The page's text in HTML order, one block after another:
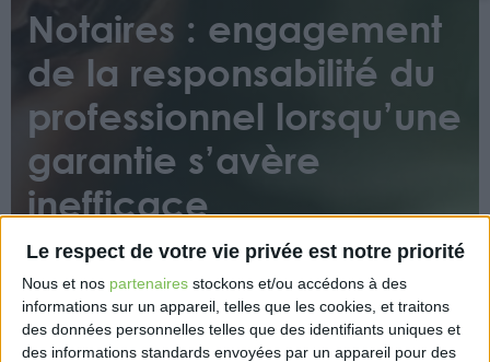
Le respect de votre vie privée est notre priorité
Nous et nos partenaires stockons et/ou accédons à des
informations sur un appareil, telles que les cookies, et traitons
des données personnelles telles que des identifiants uniques et
des informations standards envoyées par un appareil pour des
Notaires : engagement
de la responsabilité du
professionnel lorsqu’une
garantie s’avère
inefficace